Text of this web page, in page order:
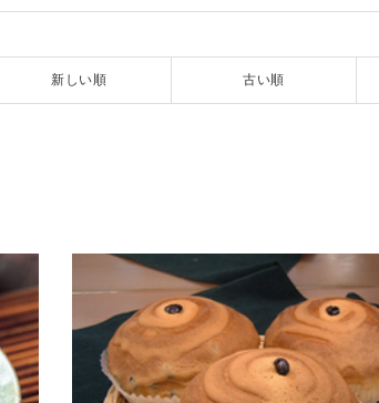
新しい順 古い順